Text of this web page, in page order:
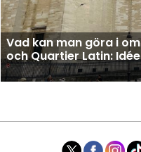
Vad kan man göra i
och Quartier Latin: